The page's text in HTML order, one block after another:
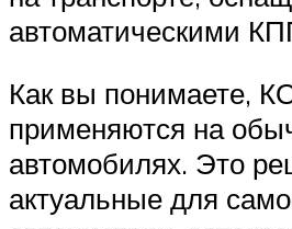
автоматическими
Как вы понимаете,
применяются на
автомобилях. Это
актуальные для